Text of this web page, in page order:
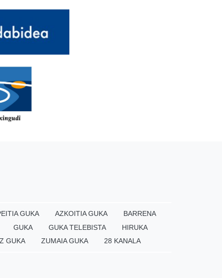
GUKA AZKOITIA GUKA
BARRENA
GUKA
GUKA TELEBISTA
HIRUKA
GUKA
ZUMAIA GUKA 28 KANALA